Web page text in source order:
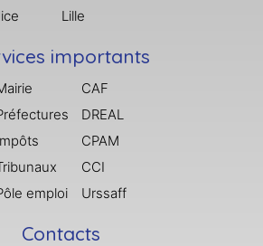
Lille
importants
emploi
CAF
DREAL
CPAM
CCI
Urssaff
Contacts